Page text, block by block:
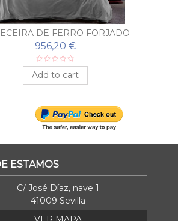
DE FERRO FORJADO
DE PAÑA VARGAS
956,20 €
Add to cart
ESTAMOS
C/ José Díaz, nave 1
41009 Sevilla